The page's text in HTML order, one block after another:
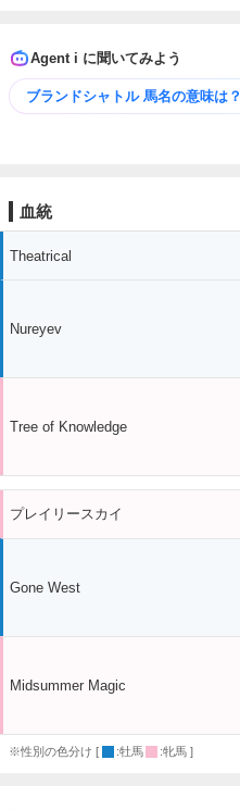
Agent i に聞いてみよう
ブランドシャトル 馬名の意味は？
血統
Theatrical
Nureyev
Tree of Knowledge
プレイリースカイ
Gone West
Midsummer Magic
※性別の色分け [ :牡馬 :牝馬 ]